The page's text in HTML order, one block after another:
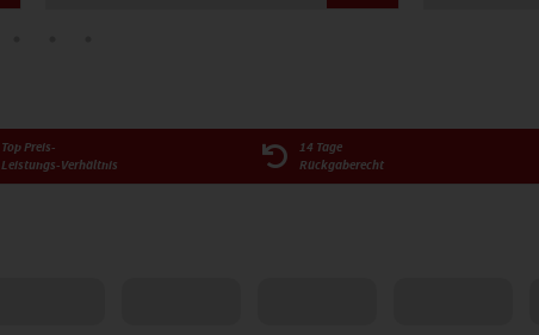
Top Preis-
Leistungs-Verhältnis
14 Tage
Rückgaberecht